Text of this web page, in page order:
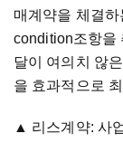
매계약을 체결
condition조항을
달이 여의치 않
을 효과적으로
▲ 리스계약: 사